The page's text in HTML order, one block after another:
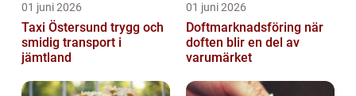
01 juni 2026
Taxi Östersund trygg och
smidig transport i
jämtland
01 juni 2026
Doftmarknadsföring när
doften blir en del av
varumärket